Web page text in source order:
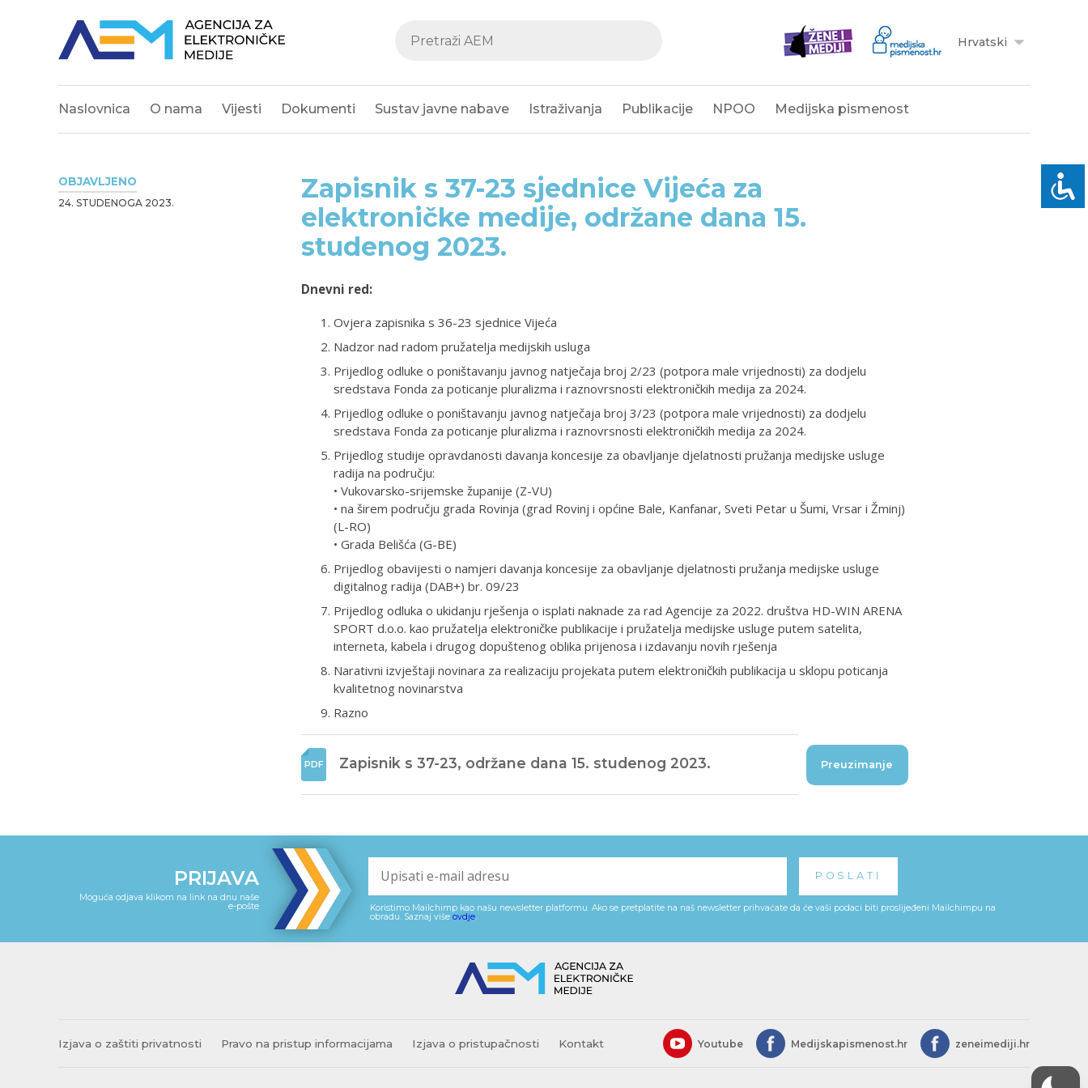
Hrvatski
Naslovnica O nama Vijesti Dokumenti Sustav javne nabave Istraživanja Publikacije NPOO Medijska pismenost
OBJAVLJENO
24. STUDENOGA 2023.
Zapisnik s 37-23 sjednice Vijeća za
elektroničke medije, održane dana 15.
studenog 2023.
Dnevni red:
Ovjera zapisnika s 36-23 sjednice Vijeća
Nadzor nad radom pružatelja medijskih usluga
Prijedlog odluke o poništavanju javnog natječaja broj 2/23 (potpora male vrijednosti) za dodjelu
sredstava Fonda za poticanje pluralizma i raznovrsnosti elektroničkih medija za 2024.
Prijedlog odluke o poništavanju javnog natječaja broj 3/23 (potpora male vrijednosti) za dodjelu
sredstava Fonda za poticanje pluralizma i raznovrsnosti elektroničkih medija za 2024.
Prijedlog studije opravdanosti davanja koncesije za obavljanje djelatnosti pružanja medijske usluge
radija na području:
• Vukovarsko-srijemske županije (Z-VU)
• na širem području grada Rovinja (grad Rovinj i općine Bale, Kanfanar, Sveti Petar u Šumi, Vrsar i Žminj)
(L-RO)
• Grada Belišća (G-BE)
Prijedlog obavijesti o namjeri davanja koncesije za obavljanje djelatnosti pružanja medijske usluge
digitalnog radija (DAB+) br. 09/23
Prijedlog odluka o ukidanju rješenja o isplati naknade za rad Agencije za 2022. društva HD-WIN ARENA
SPORT d.o.o. kao pružatelja elektroničke publikacije i pružatelja medijske usluge putem satelita,
interneta, kabela i drugog dopuštenog oblika prijenosa i izdavanju novih rješenja
Narativni izvještaji novinara za realizaciju projekata putem elektroničkih publikacija u sklopu poticanja
kvalitetnog novinarstva
Razno
Zapisnik s 37-23, održane dana 15. studenog 2023. Preuzimanje
PRIJAVA
Moguća odjava klikom na link na dnu naše
e-pošte
Koristimo Mailchimp kao našu newsletter platformu. Ako se pretplatite na naš newsletter prihvaćate da će vaši podaci biti proslijeđeni Mailchimpu na
obradu. Saznaj više ovdje.
Izjava o zaštiti privatnosti Pravo na pristup informacijama Izjava o pristupačnosti Kontakt Youtube Medijskapismenost.hr zeneimediji.hr